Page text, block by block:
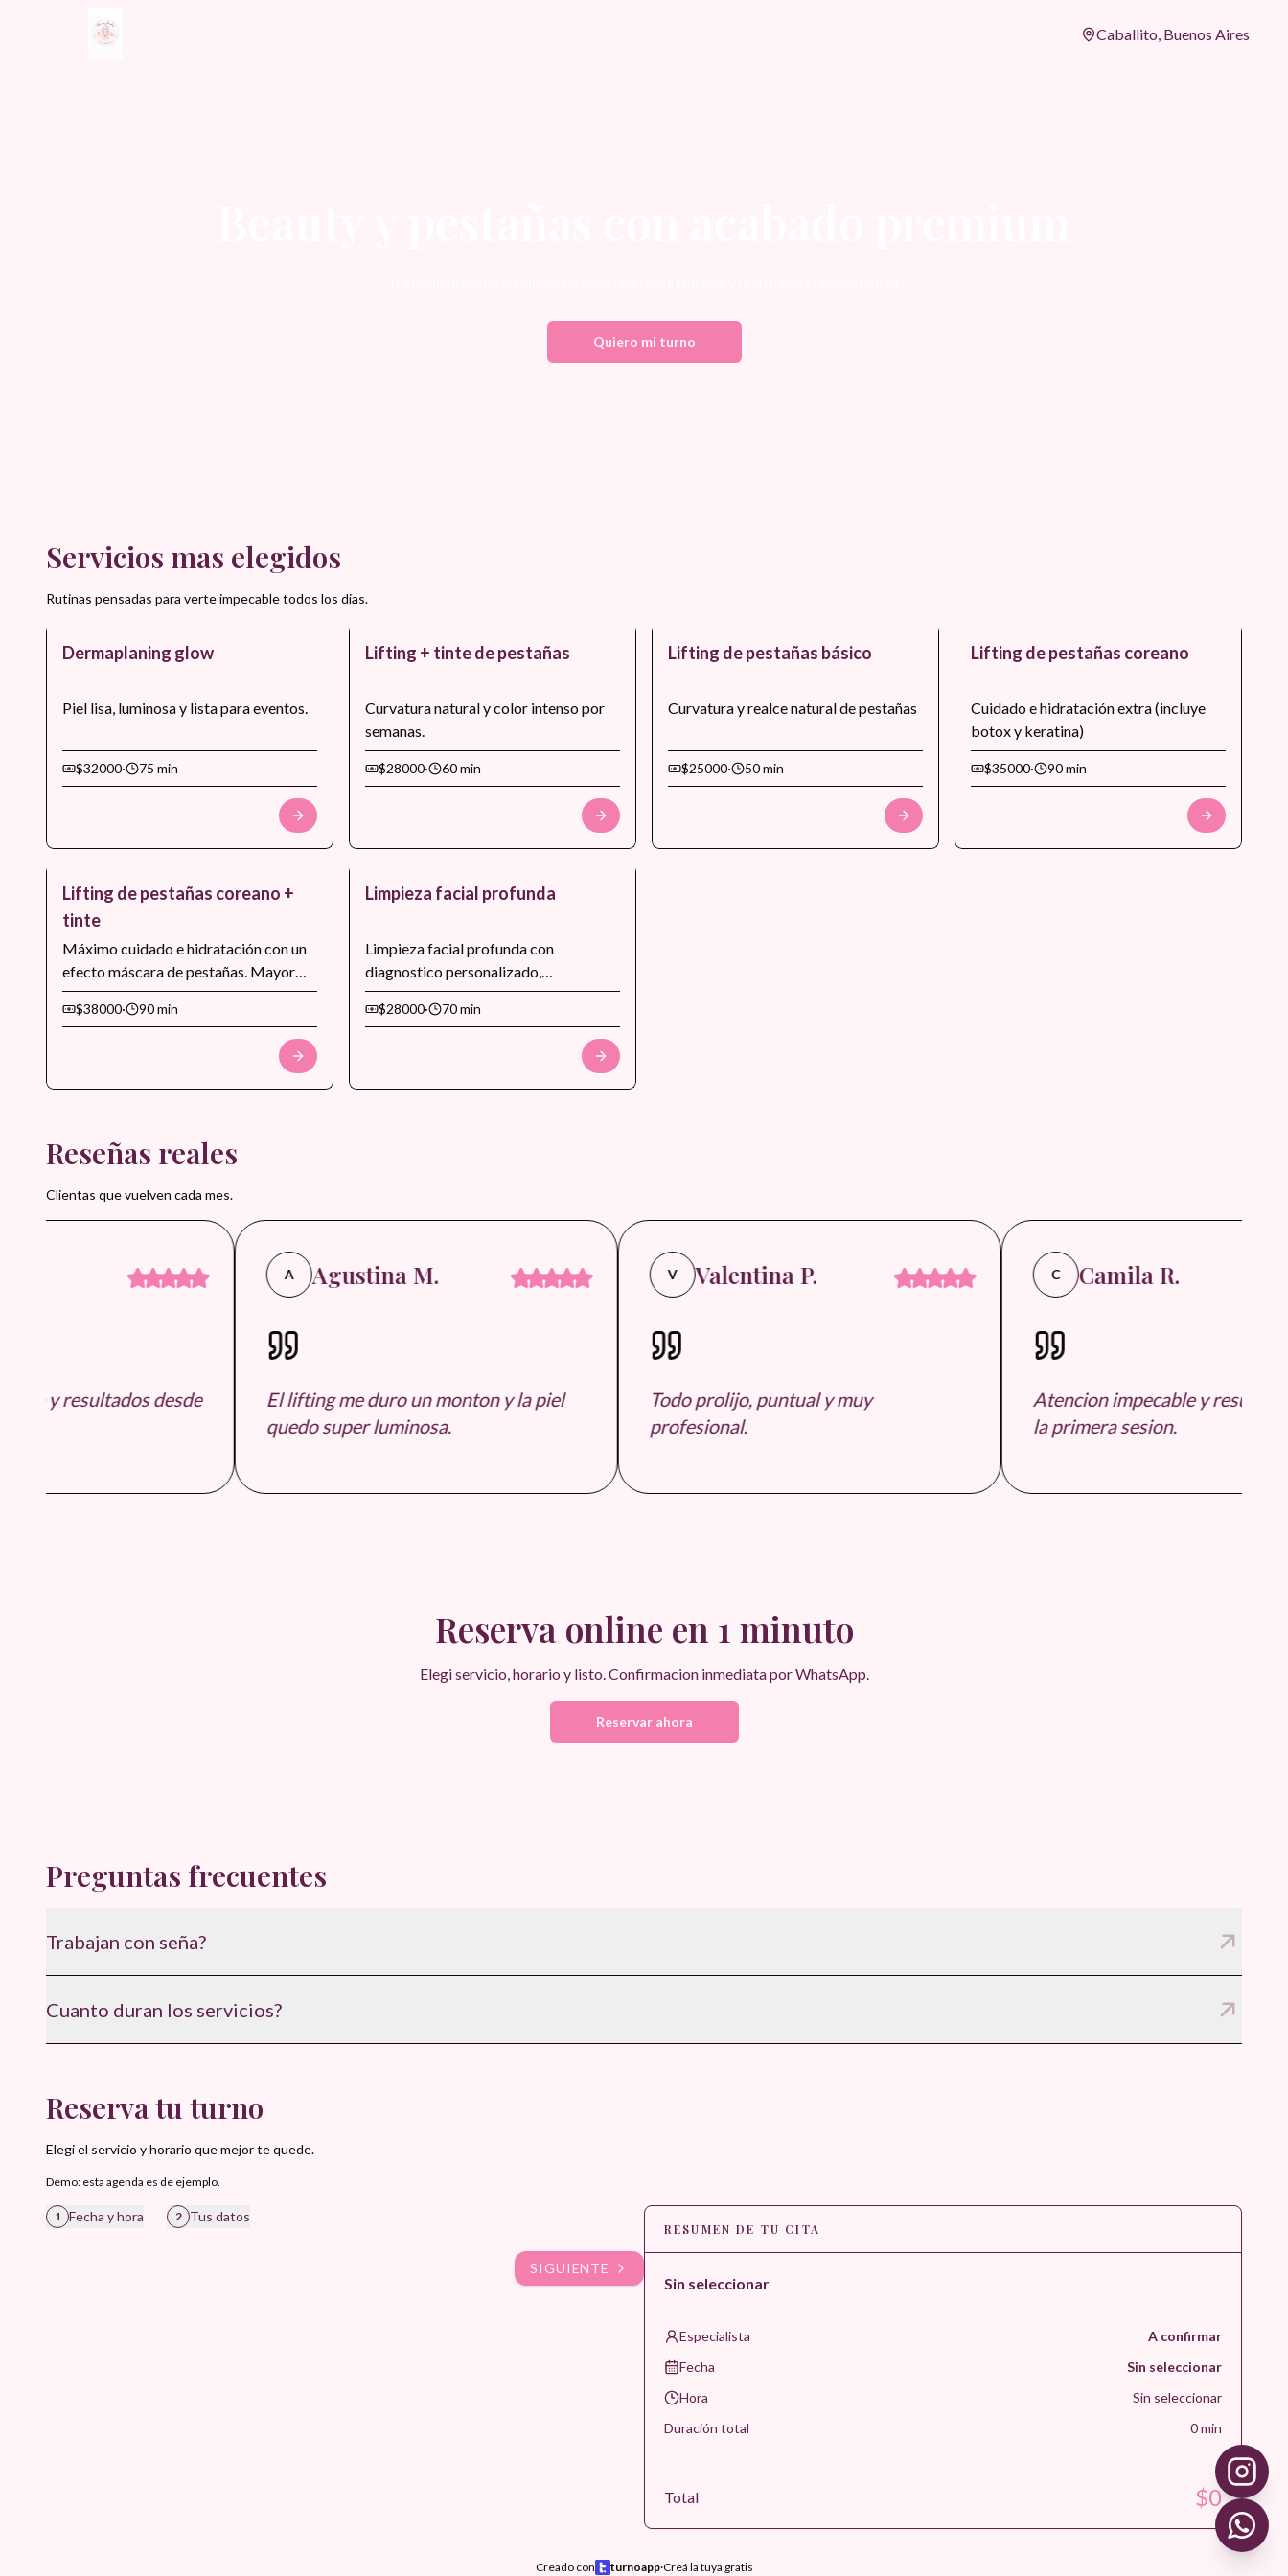
Caballito, Buenos Aires
Quiero mi turno
Servicios mas elegidos
Rutinas pensadas para verte impecable todos los dias.
Dermaplaning glow
Piel lisa, luminosa y lista para eventos.
$32000· 75 min
Lifting + tinte de pestañas
Curvatura natural y color intenso por
semanas.
$28000· 60 min
Lifting de pestañas básico
Curvatura y realce natural de pestañas
$25000· 50 min
Lifting de pestañas coreano
Cuidado e hidratación extra (incluye
botox y keratina)
$35000· 90 min
Lifting de pestañas coreano +
tinte
Máximo cuidado e hidratación con un
efecto máscara de pestañas. Mayor
realce y definición.
$38000· 90 min
Limpieza facial profunda
Limpieza facial profunda con
diagnostico personalizado,
extracciones suaves, exfoliacion
controlada, hidratacion intensiva y
luminosidad y uniformidad del tono.
Ideal para piel opaca, poros obstruidos
$28000· 70 min
Reseñas reales
Clientas que vuelven cada mes.
y resultados desde
A Agustina M.
El lifting me duro un monton y la piel
quedo super luminosa.
V Valentina P.
Todo prolijo, puntual y muy
profesional.
C Camila R.
Atencion impecable y resultados
la primera sesion.
Reserva online en 1 minuto
Elegi servicio, horario y listo. Confirmacion inmediata por WhatsApp.
Reservar ahora
Preguntas frecuentes
Trabajan con seña?
Cuanto duran los servicios?
Reserva tu turno
Elegi el servicio y horario que mejor te quede.
Demo: esta agenda es de ejemplo.
1 Fecha y hora 2 Tus datos
SIGUIENTE
RESUMEN DE TU CITA
Sin seleccionar
Especialista
A confirmar
Fecha
Sin seleccionar
Hora
Sin seleccionar
Duración total
0min
Total $0
Creado con turnoapp·Creá la tuya gratis